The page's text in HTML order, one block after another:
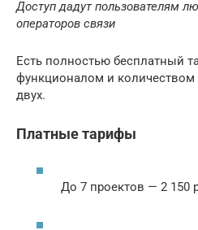
Доступ дадут пользователям
операторов связи
Есть полностью бесплатный
функционалом и
двух.
Платные тарифы
До 7 проектов — 2 150